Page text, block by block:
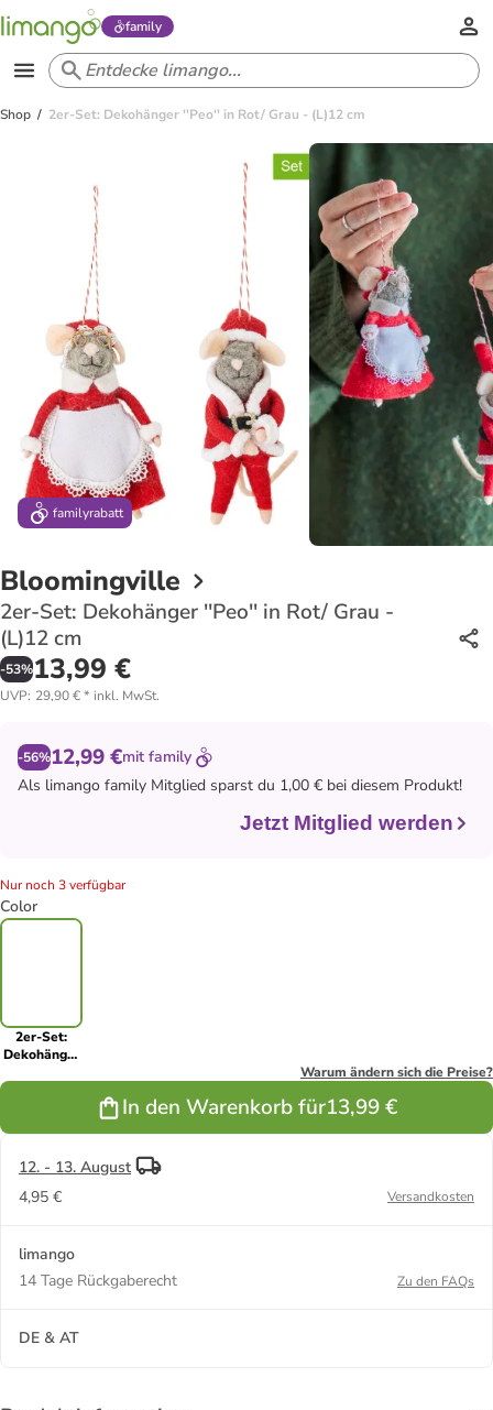
family
Shop 2er-Set: Dekohänger ''Peo'' in Rot/ Grau - (L)12 cm
familyrabatt
Bloomingville
2er-Set: Dekohänger ''Peo'' in Rot/ Grau -
(L)12 cm
-53%13,99 €
UVP: 29,90 €* inkl. MwSt.
-56%12,99 €mit family
Als limango family Mitglied sparst du 1,00 € bei diesem Produkt!
Jetzt Mitglied werden
Nur noch 3 verfügbar
Color
2er-Set:
Dekohänger
Grau - (L)12
Warum ändern sich die Preise?
In den Warenkorb für13,99 €
12. - 13. August
4,95 €
Versandkosten
limango
14 Tage Rückgaberecht
Zu den FAQs
DE & AT